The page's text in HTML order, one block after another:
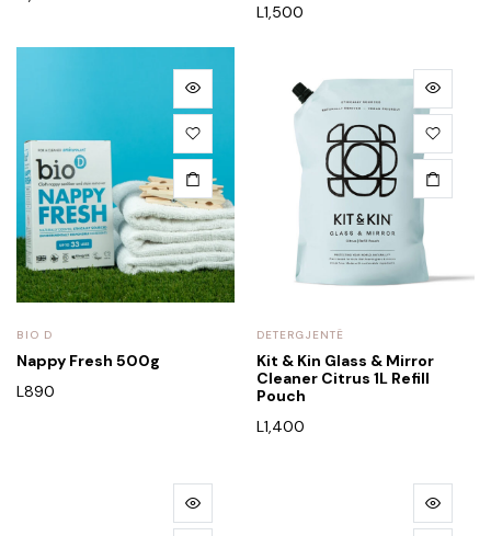
L 1,500
BIO D
Nappy Fresh 500g
L890
DETERGJENTË
Kit & Kin Glass & Mirror
Cleaner Citrus 1L Refill
Pouch
L1,400